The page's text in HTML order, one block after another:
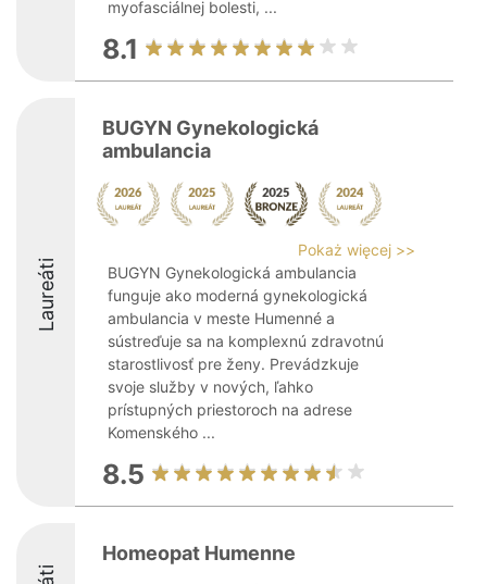
myofasciálnej bolesti, ...
8.1
Laureáti
BUGYN Gynekologická
ambulancia
Pokaż więcej >>
BUGYN Gynekologická ambulancia
funguje ako moderná gynekologická
ambulancia v meste Humenné a
sústreďuje sa na komplexnú zdravotnú
starostlivosť pre ženy. Prevádzkuje
svoje služby v nových, ľahko
prístupných priestoroch na adrese
Komenského ...
8.5
Homeopat Humenne